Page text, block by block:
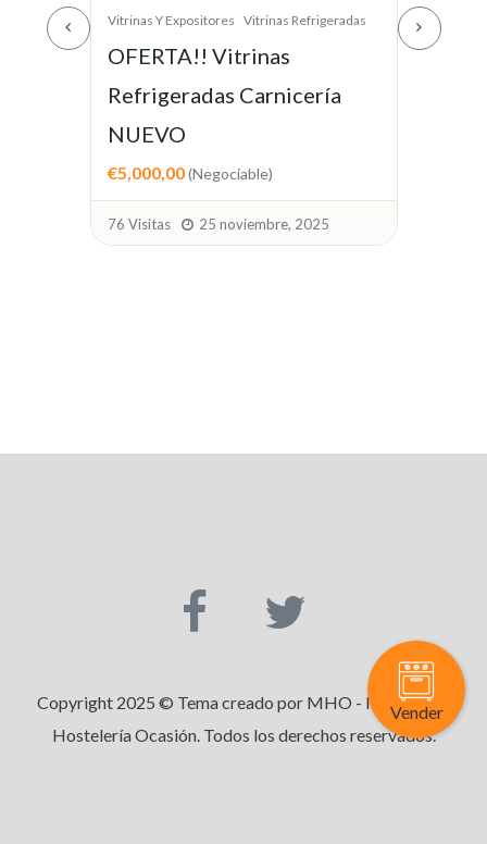
Vitrinas Y Expositores Vitrinas Refrigeradas
Venta vitrina refrigeradora
frio
Copyright 2025 © Tema creado por MHO - Maquinaria
Hostelería Ocasión. Todos los derechos reservados.
Vender